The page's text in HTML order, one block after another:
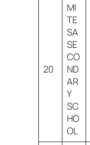
20
MI
TE
SA
SE
CO
ND
AR
Y
SC
HO
OL